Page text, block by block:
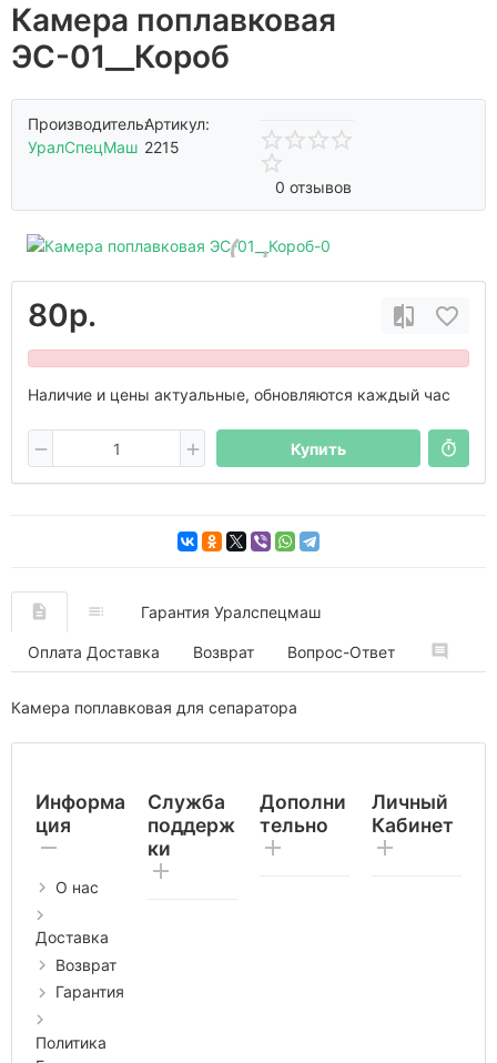
Камера поплавковая
ЭС-01__Короб
Производитель:
УралСпецМаш
Артикул:
2215
0 отзывов
80р.
Наличие и цены актуальные, обновляются каждый час
Купить
Гарантия Уралспецмаш
Оплата Доставка Возврат Вопрос-Ответ
Камера поплавковая для сепаратора
Информа
ция
О нас
Доставка
Возврат
Гарантия
Политика
Служба
поддерж
ки
Дополни
тельно
Личный
Кабинет